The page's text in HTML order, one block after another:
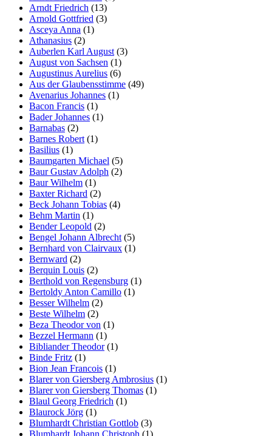
Arndt Friedrich (13)
Arnold Gottfried (3)
Asceya Anna (1)
Athanasius (2)
Auberlen Karl August (3)
August von Sachsen (1)
Augustinus Aurelius (6)
Aus der Glaubensstimme (49)
Avenarius Johannes (1)
Bacon Francis (1)
Bader Johannes (1)
Barnabas (2)
Barnes Robert (1)
Basilius (1)
Baumgarten Michael (5)
Baur Gustav Adolph (2)
Baur Wilhelm (1)
Baxter Richard (2)
Beck Johann Tobias (4)
Behm Martin (1)
Bender Leopold (2)
Bengel Johann Albrecht (5)
Bernhard von Clairvaux (1)
Bernward (2)
Berquin Louis (2)
Berthold von Regensburg (1)
Bertoldy Anton Camillo (1)
Besser Wilhelm (2)
Beste Wilhelm (2)
Beza Theodor von (1)
Bezzel Hermann (1)
Bibliander Theodor(1)
Binde Fritz (1)
Bion Jean Francois (1)
Blarer von Giersberg Ambrosius (1)
Blarer von Giersberg Thomas (1)
Blaul Georg Friedrich (1)
Blaurock Jörg (1)
Blumhardt Christian Gottlob (3)
Blumhardt Johann Christoph (1)